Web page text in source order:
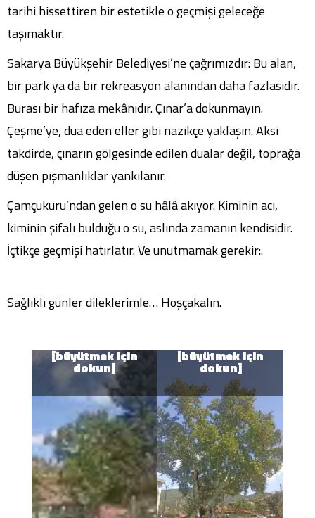
tarihi hissettiren bir estetikle o geçmişi geleceğe
taşımaktır.
Sakarya Büyükşehir Belediyesi’ne çağrımızdır: Bu alan,
bir park ya da bir rekreasyon alanından daha fazlasıdır.
Burası bir hafıza mekânıdır. Çınar’a dokunmayın.
Çeşme’ye, dua eden eller gibi nazikçe yaklaşın. Aksi
takdirde, çınarın gölgesinde edilen dualar değil, toprağa
düşen pişmanlıklar yankılanır.
Çamçukuru’ndan gelen o su hâlâ akıyor. Kiminin acı,
kiminin şifalı bulduğu o su, aslında zamanın kendisidir.
İçtikçe geçmişi hatırlatır. Ve unutmamak gerekir:.
Sağlıklı günler dileklerimle… Hoşçakalın.